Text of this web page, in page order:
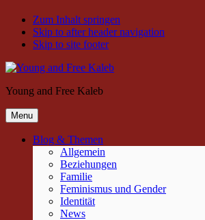
Zum Inhalt springen
Skip to after header navigation
Skip to site footer
Young and Free Kaleb
Menu
Blog & Themen
Allgemein
Beziehungen
Familie
Feminismus und Gender
Identität
News